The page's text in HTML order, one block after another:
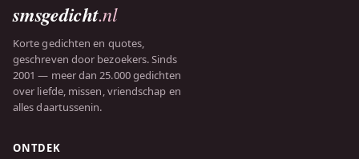
smsgedicht.nl
Korte gedichten en quotes,
geschreven door bezoekers. Sinds
2001 — meer dan 25.000 gedichten
over liefde, missen, vriendschap en
alles daartussenin.
ONTDEK